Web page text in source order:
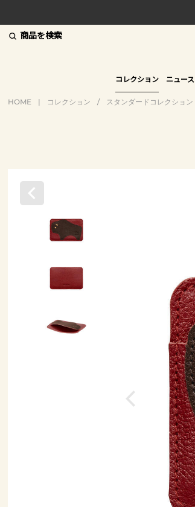
商品を検索
コレクション ニュース
HOME | コレクション / スタンダードコレクション